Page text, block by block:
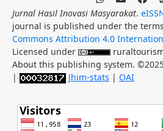
Jurnal Hasil Inovasi Masyarakat.
journal is published under the
Commons Attribution 4.0
Licensed under
About this publishing system.
|
Jhim-stats | OAI